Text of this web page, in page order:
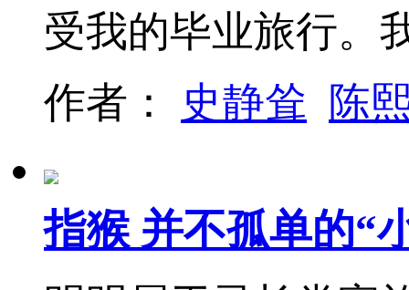
受我的毕业旅行
作者：
史静耸 陈
指猴 并不孤单的“